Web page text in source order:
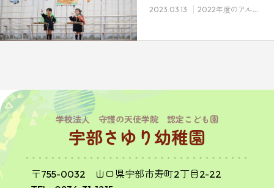
2023.03.13 2022年度のアルバム
学校法人 守護の天使学院 認定こども園
宇部さゆり幼稚園
〒755-0032 山口県宇部市寿町2丁目2-22